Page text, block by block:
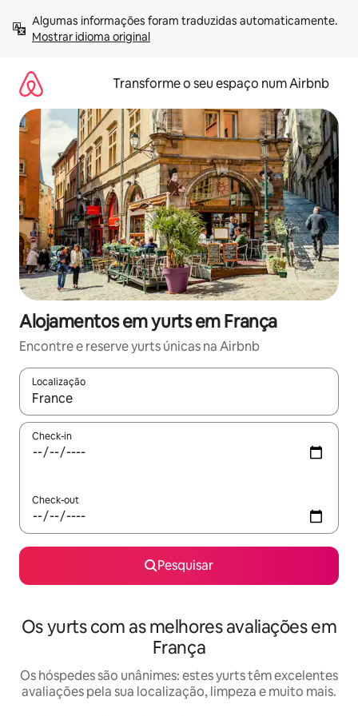
para
Mostrar idioma original
Transforme o seu espaço num Airbnb
Alojamentos em yurts em França
Encontre e reserve yurts únicas na Airbnb
Localização
Quando os resultados estiverem disponíveis, navegue com
Check-in
Check-out
Pesquisar
Os yurts com as melhores avaliações em
França
Os hóspedes são unânimes: estes yurts têm excelentes
avaliações pela sua localização, limpeza e muito mais.